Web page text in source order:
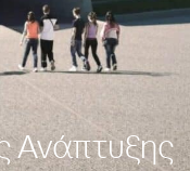
Ανάπτυξης